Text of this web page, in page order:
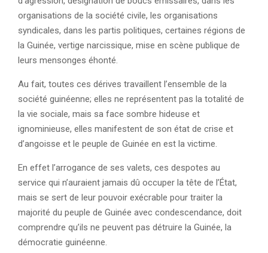
organisations de la société civile, les organisations
syndicales, dans les partis politiques, certaines régions de
la Guinée, vertige narcissique, mise en scène publique de
leurs mensonges éhonté.
Au fait, toutes ces dérives travaillent l’ensemble de la
société guinéenne; elles ne représentent pas la totalité de
la vie sociale, mais sa face sombre hideuse et
ignominieuse, elles manifestent de son état de crise et
d’angoisse et le peuple de Guinée en est la victime.
En effet l’arrogance de ses valets, ces despotes au
service qui n’auraient jamais dû occuper la tête de l’État,
mais se sert de leur pouvoir exécrable pour traiter la
majorité du peuple de Guinée avec condescendance, doit
comprendre qu’ils ne peuvent pas détruire la Guinée, la
démocratie guinéenne.